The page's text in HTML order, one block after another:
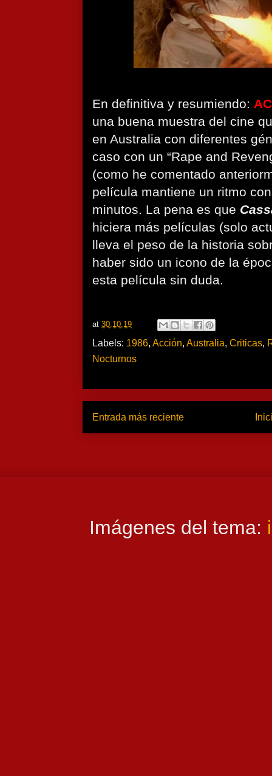
En definitiva y resumiendo:
una buena muestra del cine
en Australia con diferentes
caso con un “Rape and
(como he comentado
película mantiene un ritmo
minutos. La pena es que
hiciera más películas (solo
lleva el peso de la historia
haber sido un icono de la
esta película sin duda.
at 30.10.19
Labels: 1986, Acción, Australia, Criticas,
Nocturnos
Entrada más reciente
Imágenes del tema: